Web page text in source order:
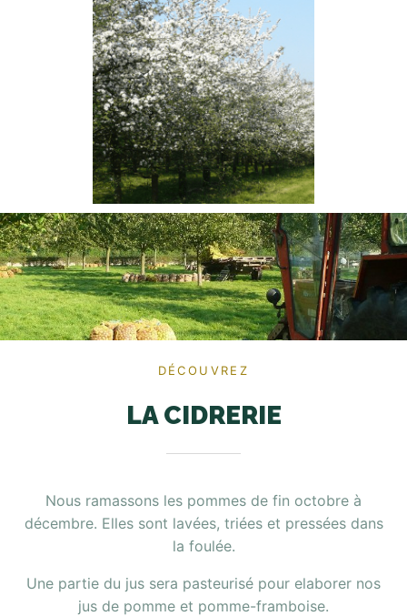
DÉCOUVREZ
LA CIDRERIE
Nous ramassons les pommes de fin octobre à
décembre. Elles sont lavées, triées et pressées dans
la foulée.
Une partie du jus sera pasteurisé pour elaborer nos
jus de pomme et pomme-framboise.